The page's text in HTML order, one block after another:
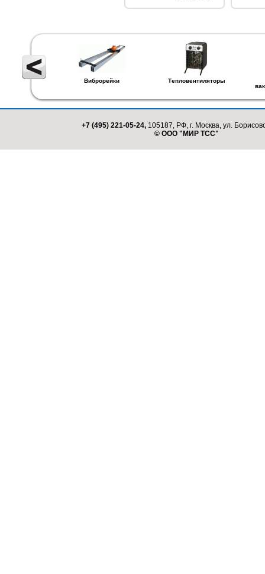
Виброрейки
Тепловентиляторы
+7 (495) 221-05-24, 105187, РФ, г. Москва, ул.
© ООО "МИР ТСС"